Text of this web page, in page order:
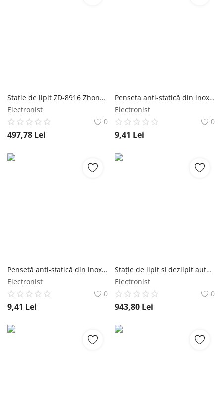
Statie de lipit ZD-8916 ZhongDI
Electronist
0
497,78 Lei
Penseta anti-statică din inox cu brate curbate PENSETA-INX-C-1 ZhongDI
Electronist
0
9,41 Lei
Pensetă anti-statică din inox brate drepte PENSETA-INX-D-1
Electronist
0
9,41 Lei
Stație de lipit si dezlipit automata, digitala, afisaj LCD iluminat ZD-917 LUT0070
Electronist
0
943,80 Lei